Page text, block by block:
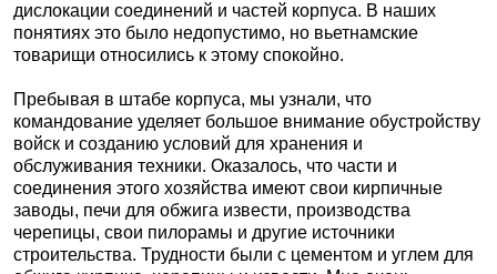
дислокации соединений и частей корпуса. В наших
понятиях это было недопустимо, но вьетнамские
товарищи относились к этому спокойно.
Пребывая в штабе корпуса, мы узнали, что
командование уделяет большое внимание обустройству
войск и созданию условий для хранения и
обслуживания техники. Оказалось, что части и
соединения этого хозяйства имеют свои кирпичные
заводы, печи для обжига извести, производства
черепицы, свои пилорамы и другие источники
строительства. Трудности были с цементом и углем для